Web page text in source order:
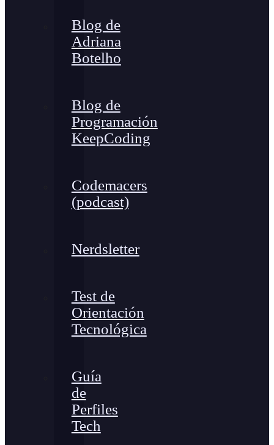
Blog de
Adriana
Botelho
Blog de
Programación
KeepCoding
Codemacers
(podcast)
Nerdsletter
Test de
Orientación
Tecnológica
Guía
de
Perfiles
Tech